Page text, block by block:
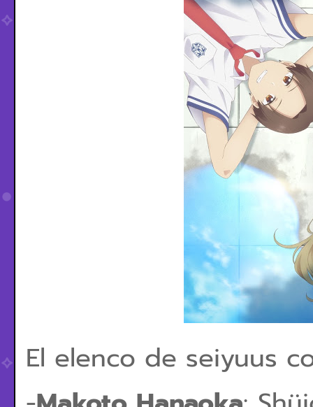
El elenco de seiyuus